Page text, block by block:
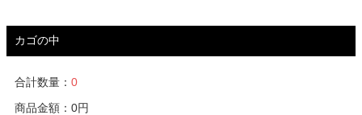
カゴの中
合計数量： 0
商品金額： 0円